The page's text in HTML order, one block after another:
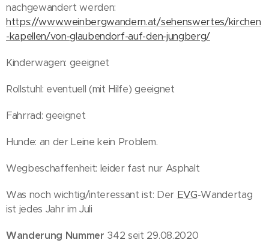
nachgewandert werden:
https://www.weinbergwandern.at/sehenswertes/kirchen
-kapellen/von-glaubendorf-auf-den-jungberg/
Kinderwagen: geeignet
Rollstuhl: eventuell (mit Hilfe) geeignet
Fahrrad: geeignet
Hunde: an der Leine kein Problem.
Wegbeschaffenheit: leider fast nur Asphalt
Was noch wichtig/interessant ist: Der EVG-Wandertag
ist jedes Jahr im Juli
Wanderung Nummer 342 seit 29.08.2020